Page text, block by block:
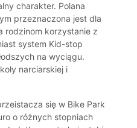
charakter. Polana
przeznaczona jest dla
rodzinom korzystanie z
system Kid-stop
na wyciągu.
narciarskiej i
się w Bike Park
o różnych stopniach